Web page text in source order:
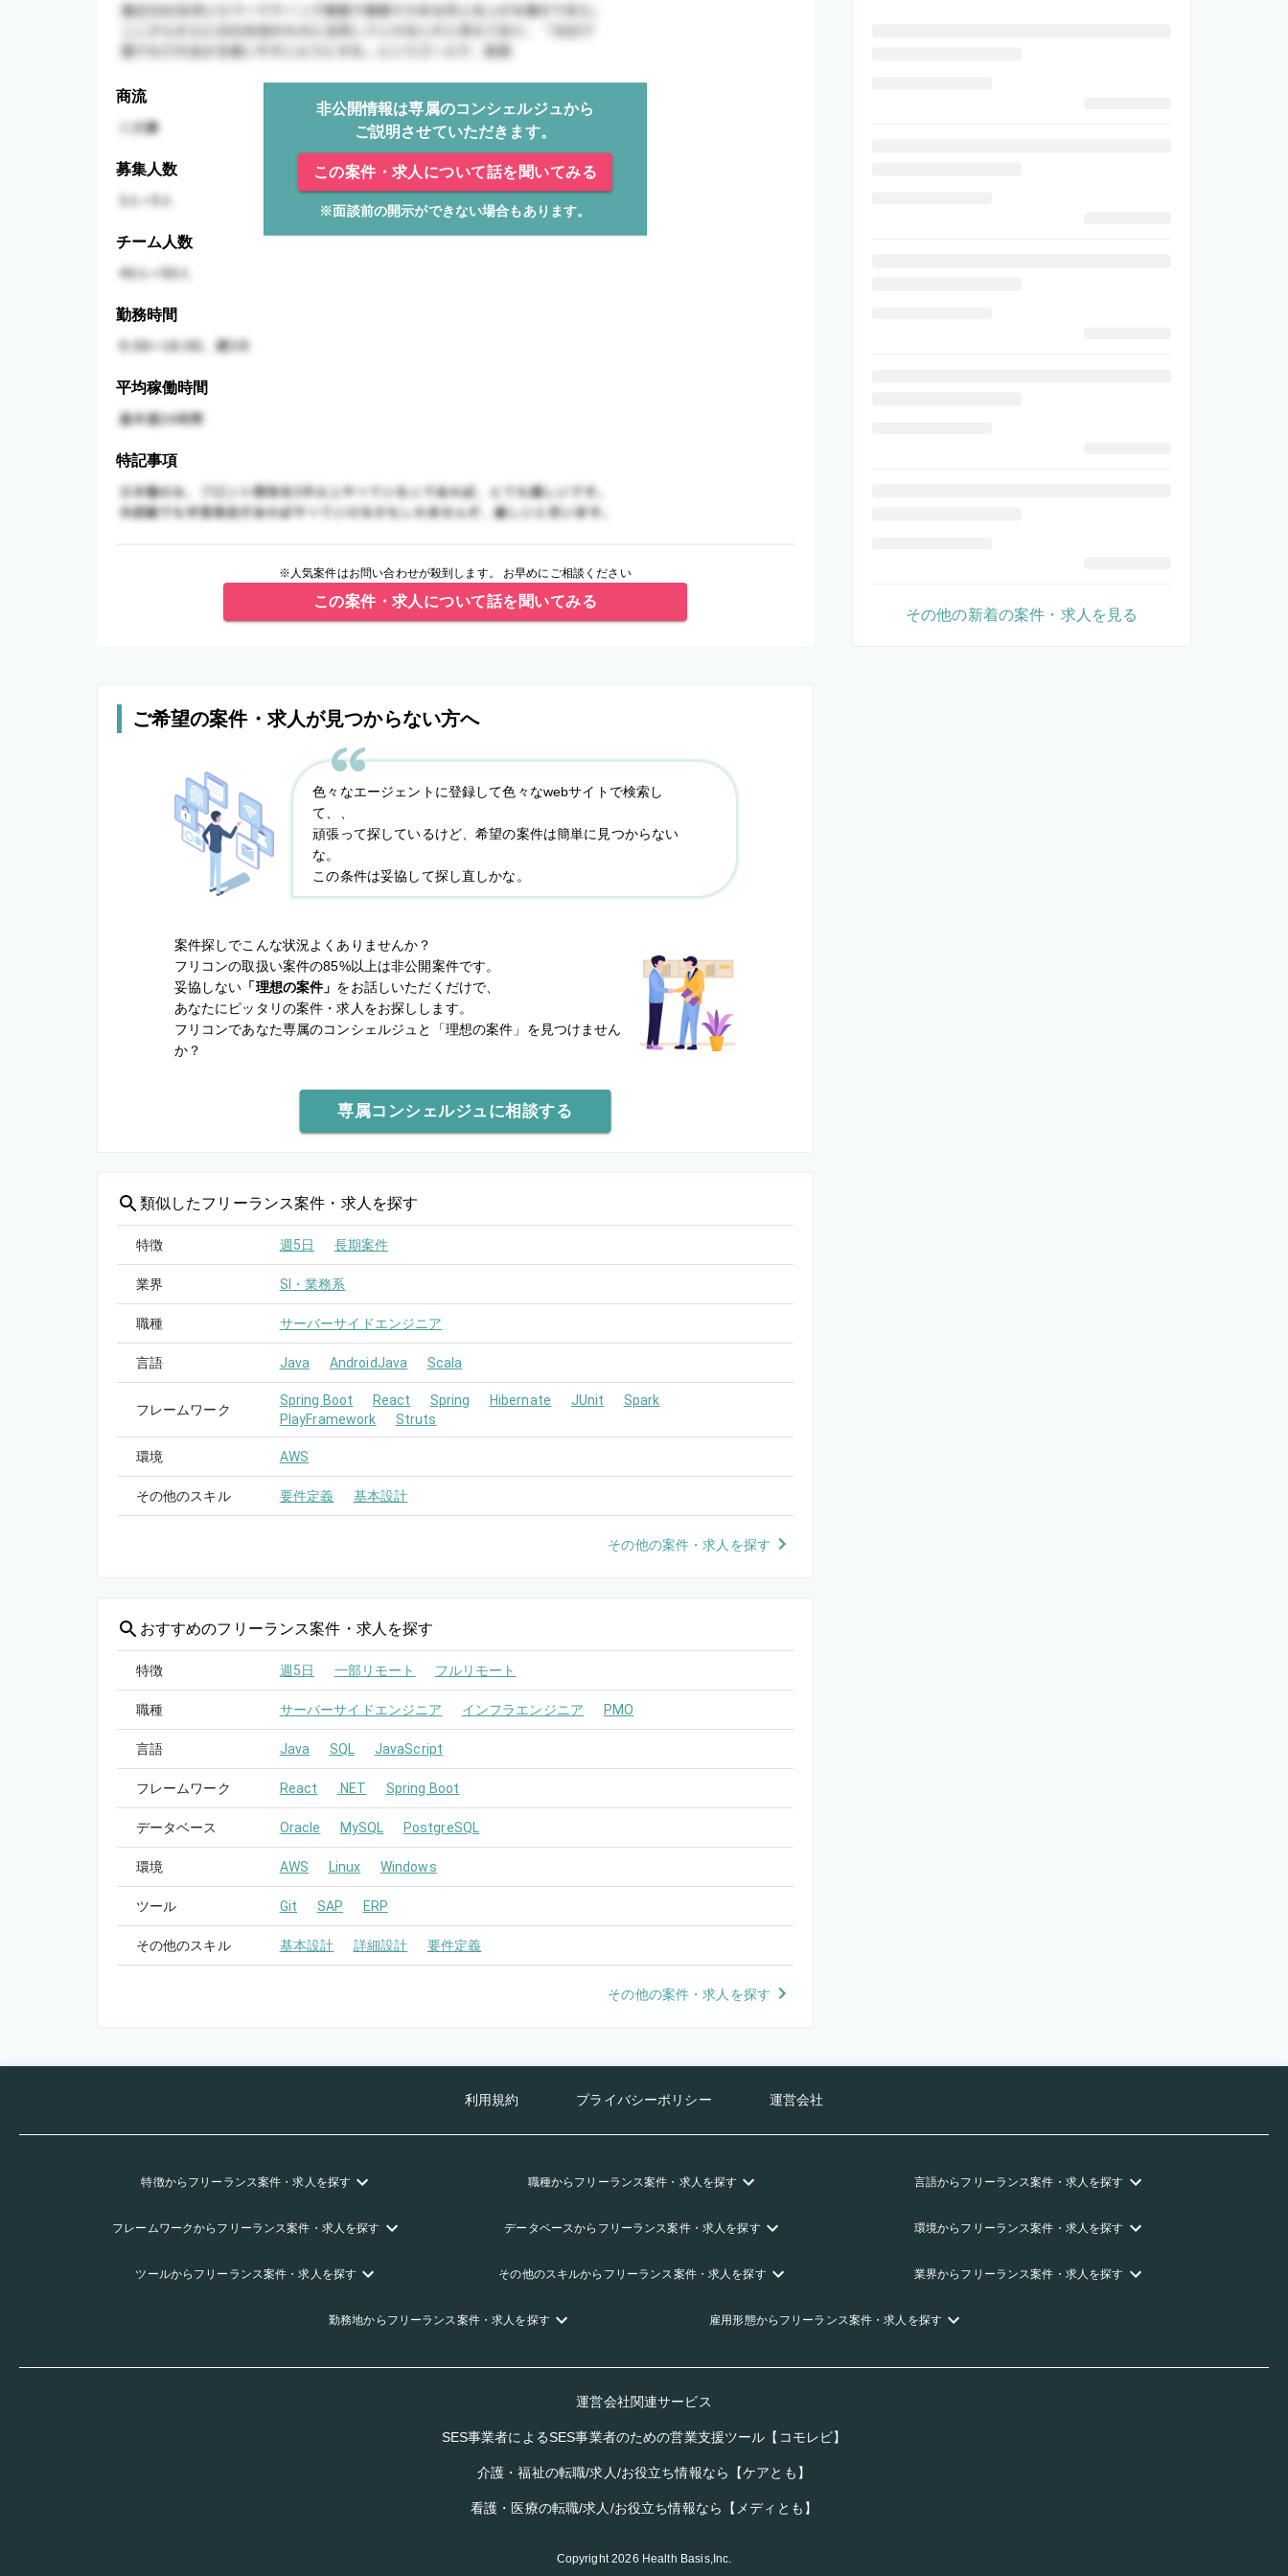
商流
非公開情報は専属のコンシェルジュから
ご説明させていただきます。
この案件・求人について話を聞いてみる
※面談前の開示ができない場合もあります。
募集人数
チーム人数
勤務時間
平均稼働時間
特記事項
※人気案件はお問い合わせが殺到します。 お早めにご相談ください
この案件・求人について話を聞いてみる
ご希望の案件・求人が見つからない方へ
色々なエージェントに登録して色々なwebサイトで検索し
て、、
頑張って探しているけど、希望の案件は簡単に見つからない
な。
この条件は妥協して探し直しかな。
案件探しでこんな状況よくありませんか？
フリコンの取扱い案件の85%以上は非公開案件です。
妥協しない 「理想の案件」 をお話しいただくだけで、
あなたにピッタリの案件・求人をお探しします。
フリコンであなた専属のコンシェルジュと
「理想の案件」を見つけません
か？
専属コンシェルジュに相談する
類似したフリーランス案件・求人を探す
特徴 週5日 長期案件
業界 SI・業務系
職種 サーバーサイドエンジニア
言語 Java AndroidJava Scala
フレームワーク
Spring Boot React Spring Hibernate JUnit
Spark
PlayFramework
Struts
環境 AWS
その他のスキル 要件定義 基本設計
その他の案件・求人を探す
おすすめのフリーランス案件・求人を探す
特徴 週5日 一部リモート フルリモート
職種 サーバーサイドエンジニア インフラエンジニア PMO
言語 Java SQL JavaScript
フレームワーク React .NET Spring Boot
データベース Oracle MySQL PostgreSQL
環境 AWS Linux Windows
ツール Git SAP ERP
その他のスキル 基本設計 詳細設計 要件定義
その他の案件・求人を探す
その他の新着の案件・求人を見る
利用規約 プライバシーポリシー 運営会社
特徴からフリーランス案件・求人を探す 職種からフリーランス案件・求人を探す 言語からフリーランス案件・求人を探す
フレームワークからフリーランス案件・求人を探す データベースからフリーランス案件・求人を探す 環境からフリーランス案件・求人を探す
ツールからフリーランス案件・求人を探す その他のスキルからフリーランス案件・求人を探す 業界からフリーランス案件・求人を探す
勤務地からフリーランス案件・求人を探す 雇用形態からフリーランス案件・求人を探す
運営会社関連サービス
SES事業者によるSES事業者のための営業支援ツール【コモレビ】
介護・福祉の転職/求人/お役立ち情報なら【ケアとも】
看護・医療の転職/求人/お役立ち情報なら【メディとも】
Copyright2026 Health Basis,Inc.